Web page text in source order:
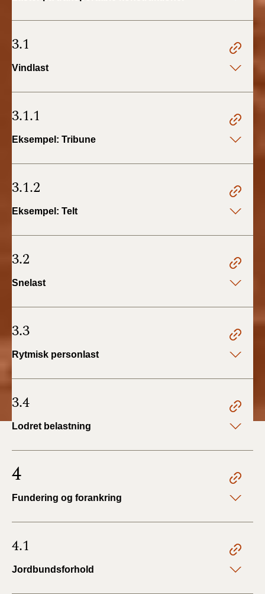
3.1
Vindlast
3.1.1
Eksempel: Tribune
3.1.2
Eksempel: Telt
3.2
Snelast
3.3
Rytmisk personlast
3.4
Lodret belastning
4
Fundering og forankring
4.1
Jordbundsforhold